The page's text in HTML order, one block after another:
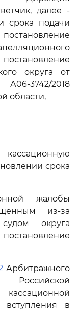
далее -
срока подачи
округа от
3742/2018
области,
кассационную
срока
жалобы
из-за
округа
Арбитражного
Российской
в